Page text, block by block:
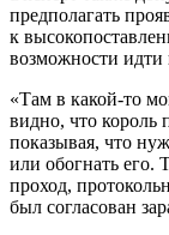
предполагать
к
возможности идти
«Там в какой-то
видно, что король
показывая, что
или обогнать его.
проход,
был согласован